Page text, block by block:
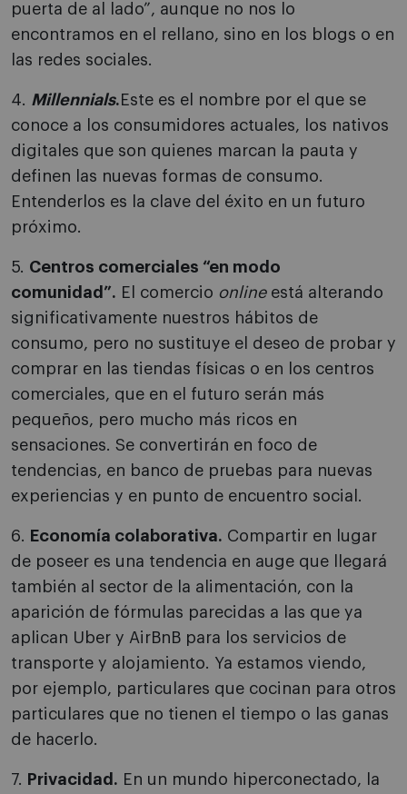
puerta de al lado”, aunque no nos lo
encontramos en el rellano, sino en los blogs o en
las redes sociales.
4. Millennials. Este es el nombre por el que se
conoce a los consumidores actuales, los nativos
digitales que son quienes marcan la pauta y
definen las nuevas formas de consumo.
Entenderlos es la clave del éxito en un futuro
próximo.
5. Centros comerciales “en modo
comunidad”. El comercio onlineestá alterando
significativamente nuestros hábitos de
consumo, pero no sustituye el deseo de probar y
comprar en las tiendas físicas o en los centros
comerciales, que en el futuro serán más
pequeños, pero mucho más ricos en
sensaciones. Se convertirán en foco de
tendencias, en banco de pruebas para nuevas
experiencias y en punto de encuentro social.
6. Economía colaborativa. Compartir en lugar
de poseer es una tendencia en auge que llegará
también al sector de la alimentación, con la
aparición de fórmulas parecidas a las que ya
aplican Uber y AirBnB para los servicios de
transporte y alojamiento. Ya estamos viendo,
por ejemplo, particulares que cocinan para otros
particulares que no tienen el tiempo o las ganas
de hacerlo.
7. Privacidad. En un mundo hiperconectado, la